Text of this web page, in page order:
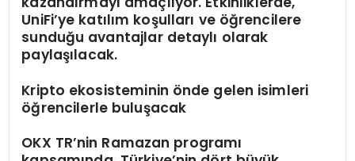
UniFi’ye katılım koşulları ve öğrencilere
sunduğu avantajlar detaylı olarak
paylaşılacak.
Kripto ekosisteminin önde gelen isimleri
öğrencilerle buluşacak
OKX TR’nin Ramazan programı